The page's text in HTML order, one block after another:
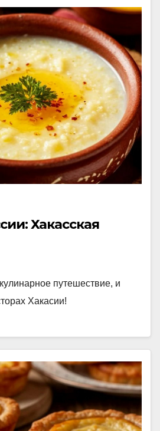
Хакасская
путешествие, и
Хакасии!